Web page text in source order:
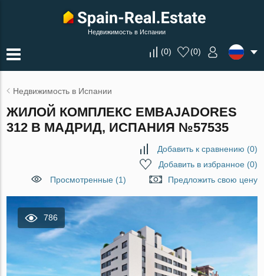
Недвижимость в Испании
(0) (0)
Недвижимость в Испании
ЖИЛОЙ КОМПЛЕКС EMBAJADORES
312 В МАДРИД, ИСПАНИЯ №57535
Добавить к сравнению (0)
Добавить в избранное(0)
Просмотренные (1)
Предложить свою цену
786